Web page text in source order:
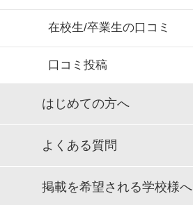
在校生/卒業生の口コミ
口コミ投稿
はじめての方へ
よくある質問
掲載を希望される学校様へ